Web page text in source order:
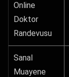
Online
Doktor
Randevusu
Sanal
Muayene